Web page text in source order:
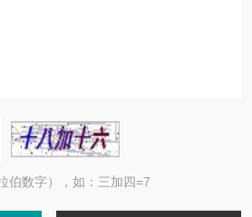
伯数字），如：三加四=7